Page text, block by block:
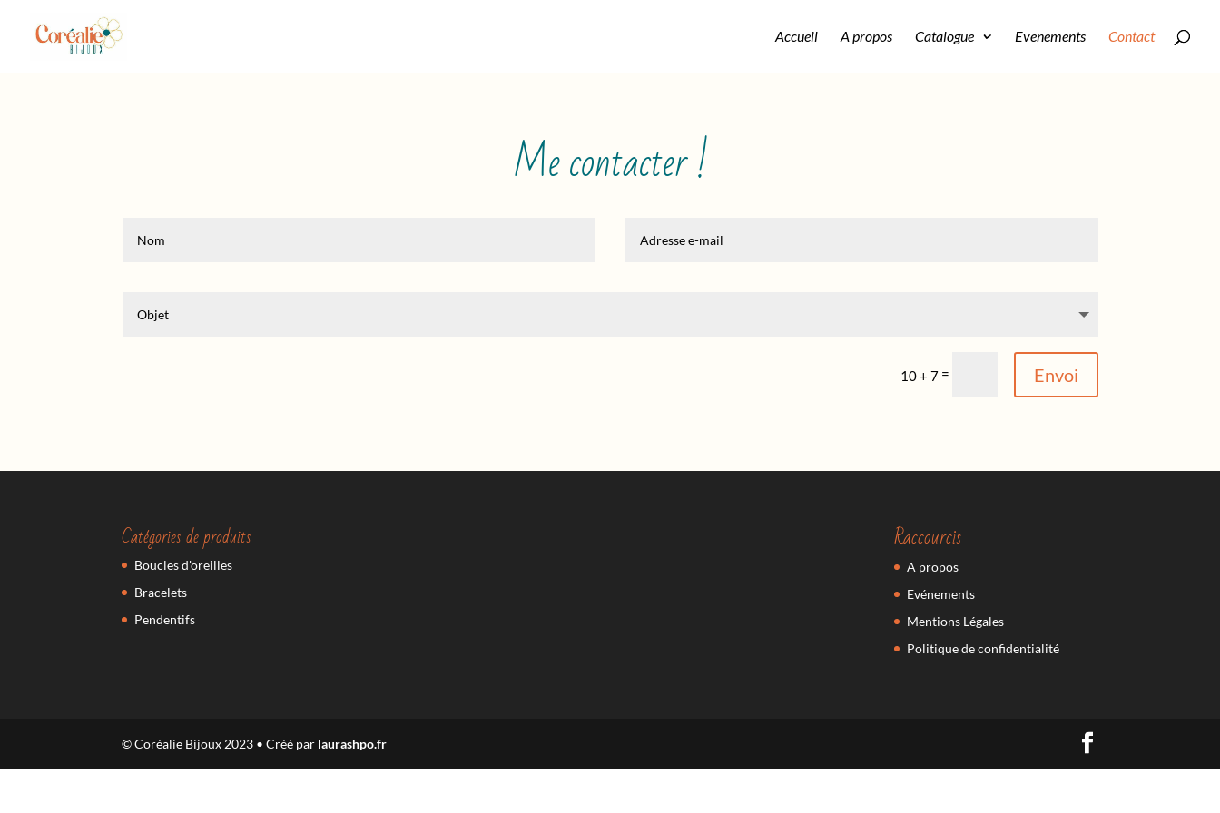
Accueil A propos Catalogue Evenements Contact
Me contacter !
10 + 7= Envoi
Catégories de produits
Boucles d'oreilles
Bracelets
Pendentifs
Raccourcis
A propos
Evénements
Mentions Légales
Politique de confidentialité
© Coréalie Bijoux 2023 • Créé par laurashpo.fr